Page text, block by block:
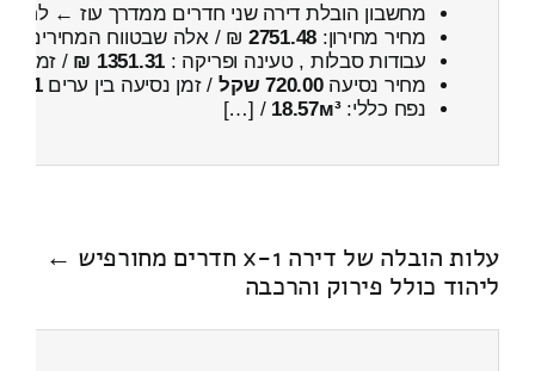
מחשבון הובלת דירה שני חדרים ממדרך עוז ←
מחיר מחירון: 2751.48 ₪ / אלה שבטווח המחירים
עבודות סבלות , טעינה ופריקה : 1351.31 ₪ / זמן :
מחיר נסיעה720.00 שקל / זמן נסיעה בין ערים1 שעות , 17 דקות
נפח כללי:18.57м³
/ […]
עלות הובלה של דירה 1-x חדרים מחורפיש ←
ליהוד כולל פירוק והרכבה